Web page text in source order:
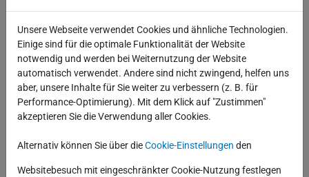
ODA mittels Vektorsuche und LLM in
einer 23ai-Datenbank umgesetzt
werden kann. Dabei wird auf die
technische Vorbereitung der
Infrastruktur sowie auf die
Implementierung in der Datenbank
14:15 Uhr Kaffeepause
Unsere Webseite verwendet Cookies und ähnliche Technologien.
Einige sind für die optimale Funktionalität der Website
notwendig und werden bei Weiternutzung der Website
automatisch verwendet. Andere sind nicht zwingend, helfen uns
aber, unsere Inhalte für Sie weiter zu verbessern (z. B. für
Performance-Optimierung). Mit dem Klick auf "Zustimmen"
akzeptieren Sie die Verwendung aller Cookies.
Alternativ können Sie über dieCookie-Einstellungen den
Websitebesuch mit eingeschränkter Cookie-Nutzung festlegen